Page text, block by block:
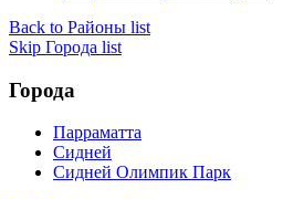
Back to Районы list
Skip Города list
Города
Парраматта
Сидней
Сидней Олимпик Парк